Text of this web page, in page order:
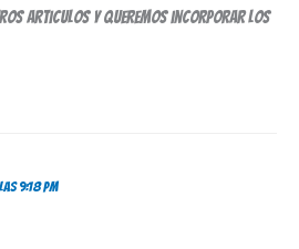
articulos y queremos incorporar los
9:18 PM